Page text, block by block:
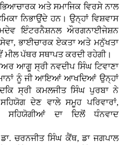
ਅਤੇ ਸਮਾਜਿਕ ਵਿਰਸੇ ਨਾਲ
ਨਿਭਾਉਂਦੇ ਹਨ। ਉਨ੍ਹਾਂ ਵਿਸ਼ਵਾਸ
ਇੰਟਰਨੈਸ਼ਨਲ ਔਰਗਨਾਈਜੇਸ਼ਨ
ਭਾਈਚਾਰਕ ਏਕਤਾ ਅਤੇ ਮਨੁੱਖਤਾ
ਪੱਥਰ ਸਥਾਪਤ ਕਰਦੀ ਰਹੇਗੀ।
ਆਗੂ ਸ੍ਰੀ ਨਵਦੀਪ ਸਿੰਘ ਟਿਵਾਣਾ
ਨੂੰ ਜੀ ਆਇਆਂ ਆਖਦਿਆਂ ਉਨ੍ਹਾਂ
ਸ੍ਰੀ ਕਮਲਜੀਤ ਸਿੰਘ ਪੁਰਬਾ ਨੇ
ਦੇਣ ਵਾਲੇ ਸਮੂਹ ਪਰਿਵਾਰਾਂ,
ਸਹਿਯੋਗੀਆਂ ਦਾ ਦਿਲੋਂ ਧੰਨਵਾਦ
ਚਰਨਜੀਤ ਸਿੰਘ ਕੈਂਥ, ਡਾ ਜਗਪਾਲ